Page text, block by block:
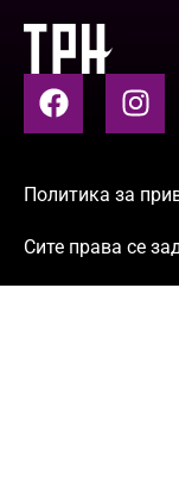
Политика за
Сите права се